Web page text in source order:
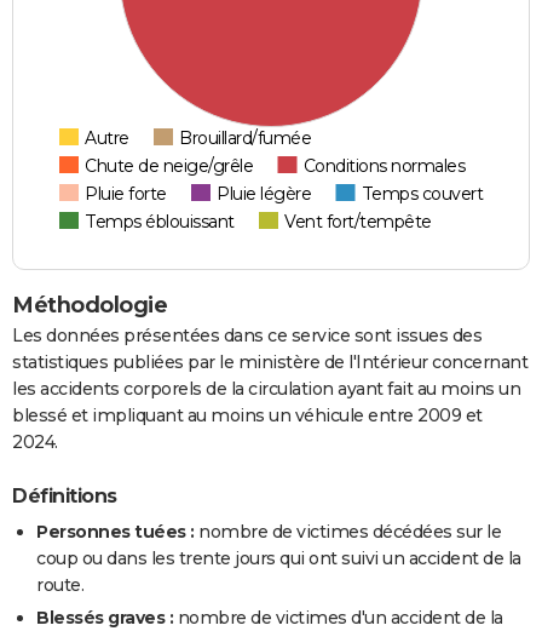
Autre
Brouillard/fumée
Chute de neige/grêle
Conditions normales
Pluie forte
Pluie légère
Temps couvert
Temps éblouissant
Vent fort/tempête
Méthodologie
Les données présentées dans ce service sont issues des
statistiques publiées par le ministère de l'Intérieur concernant
les accidents corporels de la circulation ayant fait au moins un
blessé et impliquant au moins un véhicule entre 2009 et
2024.
Définitions
Personnes tuées : nombre de victimes décédées sur le
coup ou dans les trente jours qui ont suivi un accident de la
route.
Blessés graves : nombre de victimes d'un accident de la